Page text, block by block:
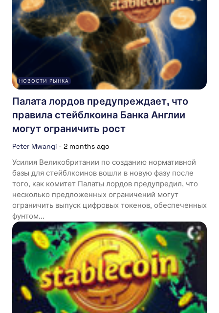
НОВОСТИ РЫНКА
Палата лордов предупреждает, что
правила стейблкоина Банка Англии
могут ограничить рост
Peter Mwangi - 2 months ago
Усилия Великобритании по созданию нормативной
базы для стейблкоинов вошли в новую фазу после
того, как комитет Палаты лордов предупредил, что
несколько предложенных ограничений могут
ограничить выпуск цифровых токенов, обеспеченных
фунтом...